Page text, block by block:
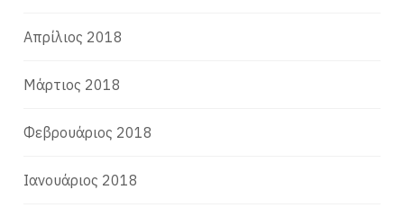
Απρίλιος 2018
Μάρτιος 2018
Φεβρουάριος 2018
Ιανουάριος 2018